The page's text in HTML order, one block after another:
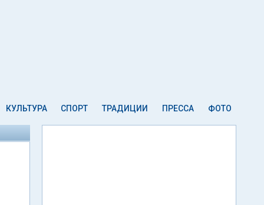
КУЛЬТУРА СПОРТ ТРАДИЦИИ ПРЕССА ФОТО